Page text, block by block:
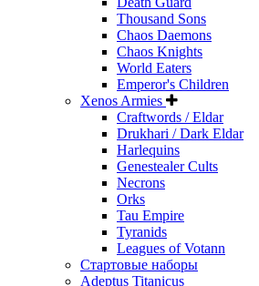
Thousand Sons
Chaos Daemons
Chaos Knights
World Eaters
Emperor's Children
Xenos Armies
Craftwords / Eldar
Drukhari / Dark Eldar
Harlequins
Genestealer Cults
Necrons
Orks
Tau Empire
Tyranids
Leagues of Votann
Стартовые наборы
Adeptus Titanicus